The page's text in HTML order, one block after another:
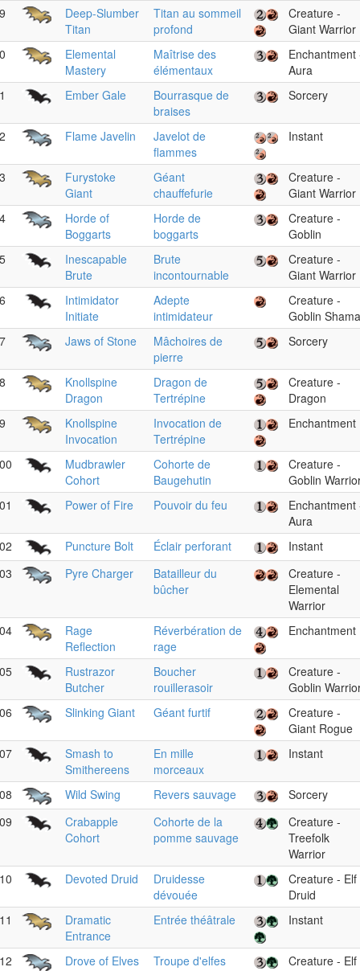
Deep-Slumber
Titan
Titan au sommeil
profond
Creature -
Giant Warrior
Elemental
Mastery
Maîtrise des
élémentaux
Enchantment
Aura
Ember Gale
Bourrasque de
braises
Sorcery
Flame Javelin
Javelot de
flammes
Instant
Furystoke
Giant
Géant
chauffefurie
Creature -
Giant Warrior
Horde of
Boggarts
Horde de
boggarts
Creature -
Goblin
Inescapable
Brute
Brute
incontournable
Creature -
Giant Warrior
Intimidator
Initiate
Adepte
intimidateur
Creature -
Goblin
Jaws of Stone
Mâchoires de
pierre
Sorcery
Knollspine
Dragon
Dragon de
Tertrépine
Creature -
Dragon
Knollspine
Invocation
Invocation de
Tertrépine
Enchantment
Mudbrawler
Cohort
Cohorte de
Baugehutin
Creature -
Goblin
Power of Fire Pouvoir du feu
Enchantment
Aura
Puncture Bolt Éclair perforant
Instant
Pyre Charger
Batailleur du
bûcher
Creature -
Elemental
Warrior
Rage
Reflection
Réverbération de
rage
Enchantment
Rustrazor
Butcher
Boucher
rouillerasoir
Creature -
Goblin
Slinking Giant Géant furtif
Creature -
Giant Rogue
Smash to
Smithereens
En mille
morceaux
Instant
Wild Swing Revers sauvage
Sorcery
Crabapple
Cohort
Cohorte de la
pomme sauvage
Creature -
Treefolk
Warrior
Devoted Druid
Druidesse
dévouée
Creature - Elf
Druid
Dramatic
Entrance
Entrée théâtrale Instant
Drove of Elves Troupe d'elfes
Creature - Elf